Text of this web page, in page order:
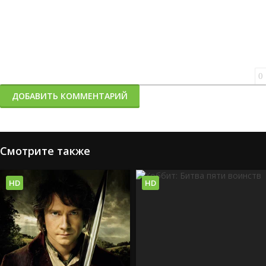
0
ДОБАВИТЬ КОММЕНТАРИЙ
Смотрите также
HD HD